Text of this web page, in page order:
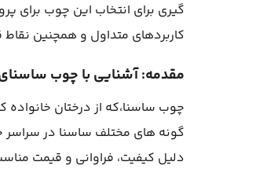
گیری برای انتخاب این چوب برای
کاربردهای متداول و همچنین
مقدمه: آشنایی با چوب
دلیل کیفیت، فراوانی و قیمت